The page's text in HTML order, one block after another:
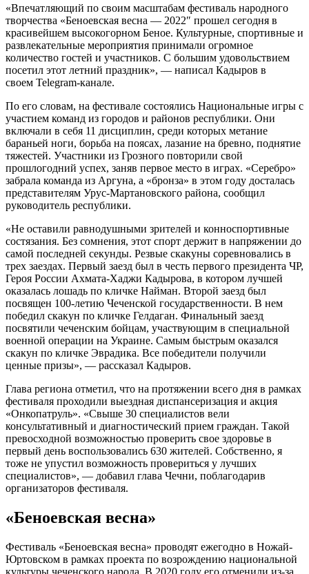
«Впечатляющий по своим масштабам фестиваль народного
творчества «Беноевская весна — 2022″ прошел сегодня в
красивейшем высокогорном Беное. Культурные, спортивные и
развлекательные мероприятия принимали огромное
количество гостей и участников. С большим удовольствием
посетил этот летний праздник», — написал Кадыров в
своем Telegram-канале.
По его словам, на фестивале состоялись Национальные игры с
участием команд из городов и районов республики. Они
включали в себя 11 дисциплин, среди которых метание
бараньей ноги, борьба на поясах, лазание на бревно, поднятие
тяжестей. Участники из Грозного повторили свой
прошлогодний успех, заняв первое место в играх. «Серебро»
забрала команда из Аргуна, а «бронза» в этом году досталась
представителям Урус-Мартановского района, сообщил
руководитель республики.
«Не оставили равнодушными зрителей и конноспортивные
состязания. Без сомнения, этот спорт держит в напряжении до
самой последней секунды. Резвые скакуны соревновались в
трех заездах. Первый заезд был в честь первого президента ЧР,
Героя России Ахмата-Хаджи Кадырова, в котором лучшей
оказалась лошадь по кличке Найман. Второй заезд был
посвящен 100-летию Чеченской государственности. В нем
победил скакун по кличке Гелдаган. Финальный заезд
посвятили чеченским бойцам, участвующим в специальной
военной операции на Украине. Самым быстрым оказался
скакун по кличке Эврадика. Все победители получили
ценные призы», — рассказал Кадыров.
Глава региона отметил, что на протяжении всего дня в рамках
фестиваля проходили выездная диспансеризация и акция
«Онкопатруль». «Свыше 30 специалистов вели
консультативный и диагностический прием граждан. Такой
превосходной возможностью проверить свое здоровье в
первый день воспользовались 630 жителей. Собственно, я
тоже не упустил возможность провериться у лучших
специалистов», — добавил глава Чечни, поблагодарив
организаторов фестиваля.
«Беноевская весна»
Фестиваль «Беноевская весна» проводят ежегодно в Ножай-
Юртовском в рамках проекта по возрождению национальной
культуры чеченского народа. В 2020 году его отменили из-за